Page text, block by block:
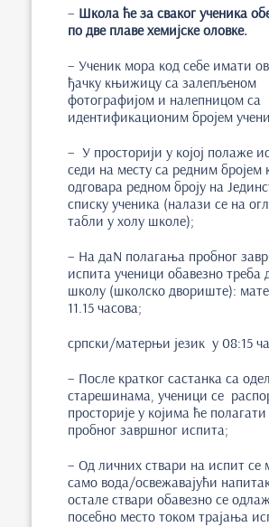
– Школа ће за сваког ученика
по две плаве хемијске оловке.
– Ученик мора код себе имати
ђачку књижицу са залепљеном
фотографијом и налепницом са
идентификационим бројем
– У просторији у којој полаже
седи на месту са редним бројем
одговара редном броју на
списку ученика (налази се на
табли у холу школе);
– На даN полагања пробног
испита ученици обавезно треба
школу (школско двориште):
11.15 часова;
српски/матерњи језик у 08:15
– После кратког састанка са
старешинама, ученици се
просторије у којима ће полагати
пробног завршног испита;
– Од личних ствари на испит се
само вода/освежавајући
остале ствари обавезно се
посебно место током трајања